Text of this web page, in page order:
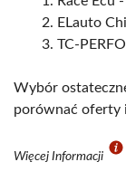
ELauto
TC-
Wybór
porównać oferty
Więcej Informacji